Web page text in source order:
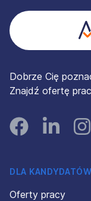
Dobrze Cię
Znajdź ofertę
FacebookLinked In
DLA KANDYDATÓW
Oferty pracy